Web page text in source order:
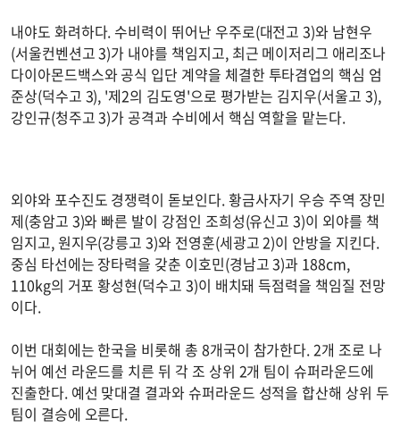
내야도 화려하다. 수비력이 뛰어난 우주로(대전고 3)와 남현우
(서울컨벤션고 3)가 내야를 책임지고, 최근 메이저리그 애리조나
다이아몬드백스와 공식 입단 계약을 체결한 투타겸업의 핵심 엄
준상(덕수고 3), '제2의 김도영'으로 평가받는 김지우(서울고 3),
강인규(청주고 3)가 공격과 수비에서 핵심 역할을 맡는다.
외야와 포수진도 경쟁력이 돋보인다. 황금사자기 우승 주역 장민
제(충암고 3)와 빠른 발이 강점인 조희성(유신고 3)이 외야를 책
임지고, 원지우(강릉고 3)와 전영훈(세광고 2)이 안방을 지킨다.
중심 타선에는 장타력을 갖춘 이호민(경남고 3)과 188cm,
110kg의 거포 황성현(덕수고 3)이 배치돼 득점력을 책임질 전망
이다.
이번 대회에는 한국을 비롯해 총 8개국이 참가한다. 2개 조로 나
뉘어 예선 라운드를 치른 뒤 각 조 상위 2개 팀이 슈퍼라운드에
진출한다. 예선 맞대결 결과와 슈퍼라운드 성적을 합산해 상위 두
팀이 결승에 오른다.